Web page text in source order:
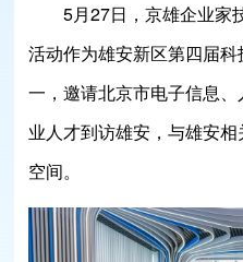
5月27日，京雄企业家
活动作为雄安新区第四届科
一，邀请北京市电子信息
业人才到访雄安，与雄安
空间。